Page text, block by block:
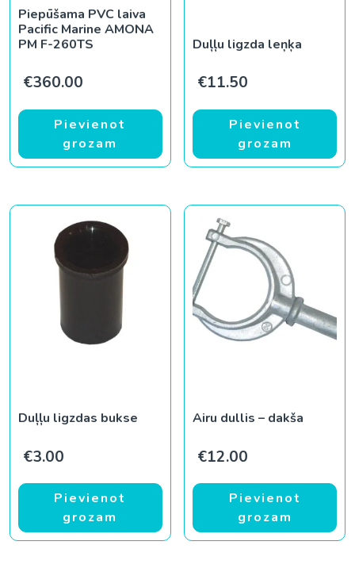
Piepūšama PVC laiva
Pacific Marine AMONA
PM F-260TS
€360.00
Pievienot
grozam
Duļļu ligzda leņķa
€11.50
Pievienot
grozam
Duļļu ligzdas bukse
€3.00
Pievienot
grozam
Airu dullis – dakša
€12.00
Pievienot
grozam